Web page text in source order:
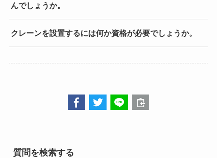
んでしょうか。
クレーンを設置するには何か資格が必要でしょうか。
質問を検索する